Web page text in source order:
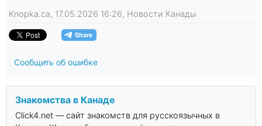
Knopka.ca, 17.05.2026 16:26, Новости Канады
Сообщить об ошибке
Знакомства в Канаде
Click4.net — сайт знакомств для русскоязычных в